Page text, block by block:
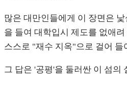
많은 대만인들에게 이 장면은
을 들여 대학입시 제도를 없애
스스로 "재수 지옥"으로 걸어 들
그 답은 '공평'을 둘러싼 이 섬의